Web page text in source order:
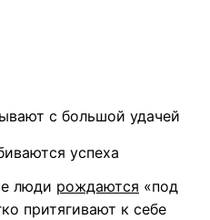
с большой удачей
успеха
люди рождаются «под
притягивают к себе